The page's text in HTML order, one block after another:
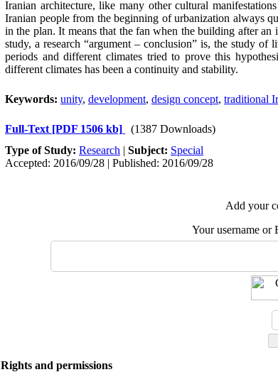
Iranian architecture, like many other cultural
Iranian people from the beginning of urbanization always
in the plan. It means that the fan when the building after
study, a research “argument – conclusion” is, the study
periods and different climates tried to prove this
different climates has been a continuity and stability.
Keywords: unity, development, design concept, traditional
Full-Text [PDF 1506 kb]
(1387 Downloads)
Type of Study: Research | Subject: Special
Accepted: 2016/09/28 | Published: 2016/09/28
Add your
Your username or
Rights and permissions